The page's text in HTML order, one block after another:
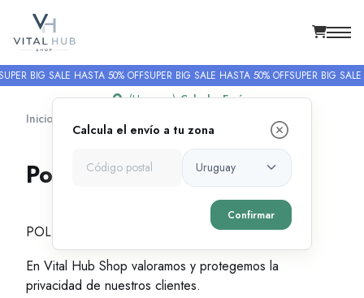
BIG SALE HASTA 50% OFFSUPER BIG SALE HASTA 50% OFFSUPER BIG SALE
Calcula el envío a tu zona
Confirmar
(Uruguay) Calcular Envío
Inicio
Política de Privacidad
POLÍTICA DE PRIVACIDAD
En Vital Hub Shop valoramos y protegemos la
privacidad de nuestros clientes.